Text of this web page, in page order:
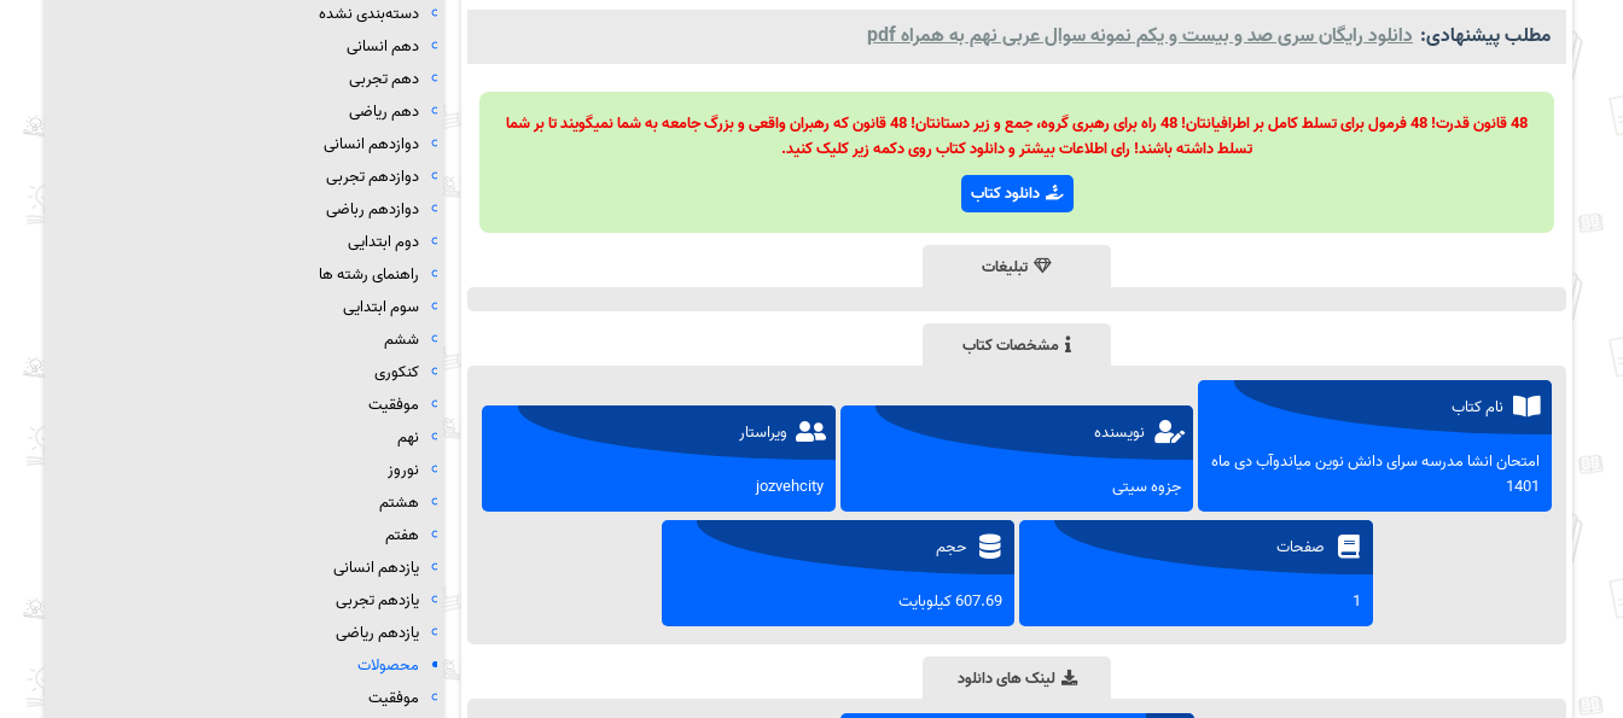
مطلب پیشنهادی: دانلود رایگان سری صد و بیست و یکم نمونه سوال عربی نهم به همراه pdf
48 قانون قدرت! 48 فرمول برای تسلط کامل بر اطرافیانتان! 48 راه برای رهبری گروه، جمع و زیر دستانتان! 48 قانون که رهبران واقعی و بزرگ جامعه به شما نمیگویند تا بر شما
تسلط داشته باشند! رای اطلاعات بیشتر و دانلود کتاب روی دکمه زیر کلیک کنید.
دانلود کتاب
تبلیغات
مشخصات کتاب
نام کتاب
امتحان انشا مدرسه سرای دانش نوین میاندوآب دی ماه
1401
نویسنده
جزوه سیتی
ویراستار
jozvehcity
صفحات
1
حجم
607.69 کیلوبایت
لینک های دانلود
دسته‌بندی نشده
دهم انسانی
دهم تجربی
دهم ریاضی
دوازدهم انسانی
دوازدهم تجربی
دوازدهم رباضی
دوم ابتدایی
راهنمای رشته ها
سوم ابتدایی
ششم
کنکوری
موفقیت
نهم
نوروز
هشتم
هفتم
یازدهم انسانی
یازدهم تجربی
یازدهم ریاضی
محصولات
موفقیت